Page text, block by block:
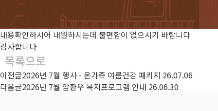
내용확인하시어 내원하시는데 불편함이 없으시기 바랍니다
감사합니다
목록으로
이전글2026년 7월 행사 - 온가족 여름건강 패키지 26.07.06
다음글2026년 7월 암환우 복지프로그램 안내 26.06.30